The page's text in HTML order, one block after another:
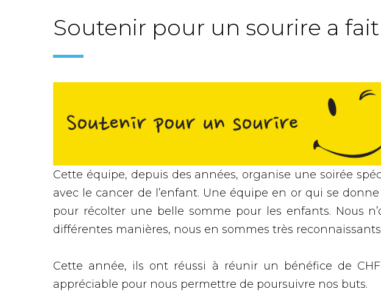
Soutenir pour un sourire a
Cette équipe, depuis des années, organise une soirée
avec le cancer de l’enfant. Une équipe en or qui se
pour récolter une belle somme pour les enfants. Nous
différentes manières, nous en sommes très
Cette année, ils ont réussi à réunir un bénéfice de
appréciable pour nous permettre de poursuivre nos buts.